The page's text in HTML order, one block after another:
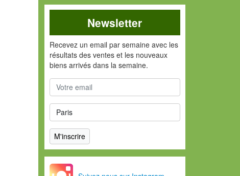
Newsletter
Recevez un email par semaine avec les
résultats des ventes et les nouveaux
biens arrivés dans la semaine.